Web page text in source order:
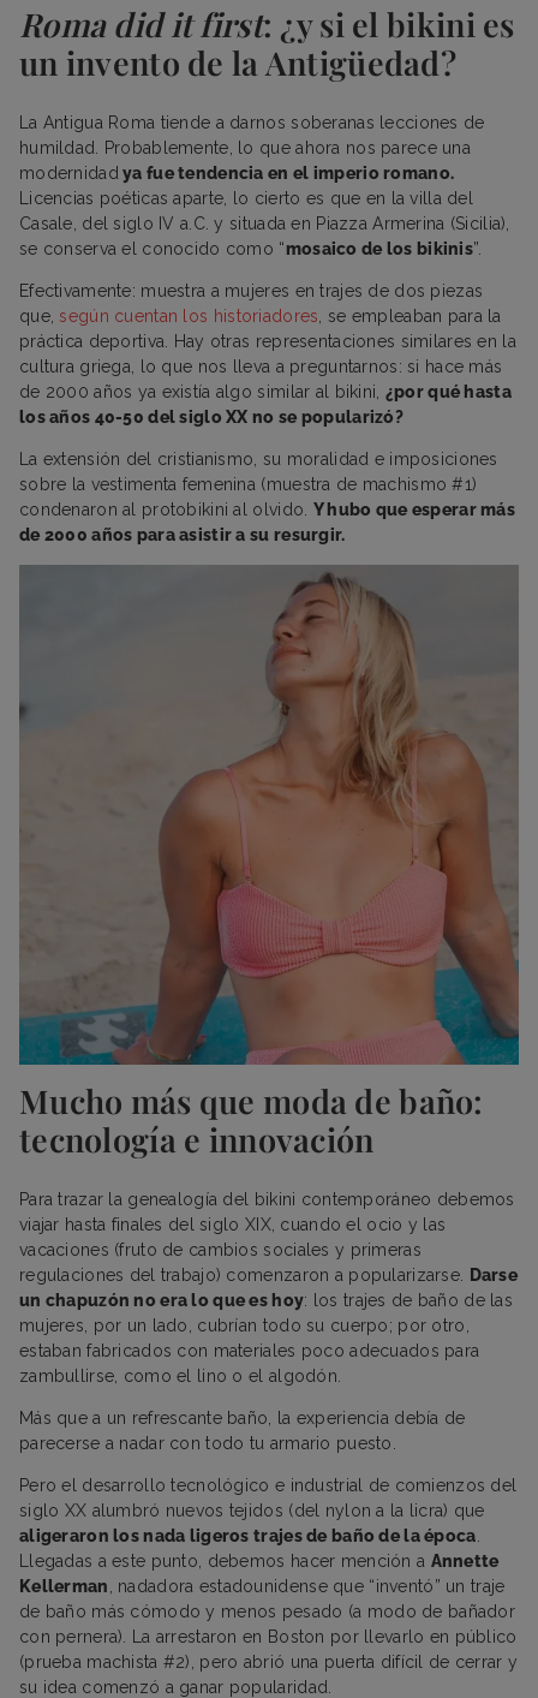
Roma did it first: ¿y si el bikini es
un invento de la Antigüedad?
La Antigua Roma tiende a darnos soberanas lecciones de
humildad. Probablemente, lo que ahora nos parece una
modernidad ya fue tendencia en el imperio romano.
Licencias poéticas aparte, lo cierto es que en la villa del
Casale, del siglo IV a.C. y situada en Piazza Armerina (Sicilia),
se conserva el conocido como “mosaico de los bikinis”.
Efectivamente: muestra a mujeres en trajes de dos piezas
que, según cuentan los historiadores , se empleaban para la
práctica deportiva. Hay otras representaciones similares en la
cultura griega, lo que nos lleva a preguntarnos: si hace más
de 2000 años ya existía algo similar al bikini, ¿por qué hasta
los años 40-50 del siglo XX no se popularizó?
La extensión del cristianismo, su moralidad e imposiciones
sobre la vestimenta femenina (muestra de machismo #1)
condenaron al protobikini al olvido. Y hubo que esperar más
de 2000 años para asistir a su resurgir.
Mucho más que moda de baño:
tecnología e innovación
Para trazar la genealogía del bikini contemporáneo debemos
viajar hasta finales del siglo XIX, cuando el ocio y las
vacaciones (fruto de cambios sociales y primeras
regulaciones del trabajo) comenzaron a popularizarse.
Darse
un chapuzón no era lo que es hoy: los trajes de baño de las
mujeres, por un lado, cubrían todo su cuerpo; por otro,
estaban fabricados con materiales poco adecuados para
zambullirse, como el lino o el algodón.
Más que a un refrescante baño, la experiencia debía de
parecerse a nadar con todo tu armario puesto.
Pero el desarrollo tecnológico e industrial de comienzos del
siglo XX alumbró nuevos tejidos (del nylon a la licra) que
aligeraron los nada ligeros trajes de baño de la época
Llegadas a este punto, debemos hacer mención a Annette
Kellerman , nadadora estadounidense que “inventó” un traje
de baño más cómodo y menos pesado (a modo de bañador
con pernera). La arrestaron en Boston por llevarlo en público
(prueba machista #2), pero abrió una puerta difícil de cerrar y
su idea comenzó a ganar popularidad.